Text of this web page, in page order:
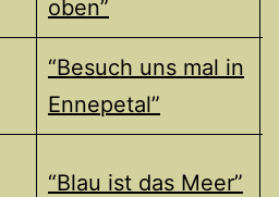
oben”
“Besuch uns mal in
Ennepetal”
“Blau ist das Meer”